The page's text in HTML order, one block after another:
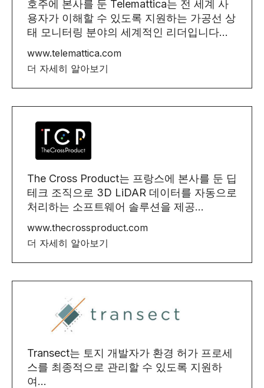
호주에 본사를 둔 Telemattica는 전 세계 사
용자가 이해할 수 있도록 지원하는 가공선 상
태 모니터링 분야의 세계적인 리더입니다...
www.telemattica.com
더 자세히 알아보기
The Cross Product는 프랑스에 본사를 둔 딥
테크 조직으로 3D LiDAR 데이터를 자동으로
처리하는 소프트웨어 솔루션을 제공...
www.thecrossproduct.com
더 자세히 알아보기
Transect는 토지 개발자가 환경 허가 프로세
스를 최종적으로 관리할 수 있도록 지원하
여...